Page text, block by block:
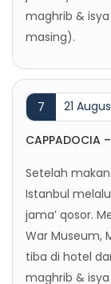
maghrib &
masing).
7 21
CAPPADOCIA
Setelah
Istanbul
jama’ qosor.
War Museum,
tiba di hotel
maghrib &